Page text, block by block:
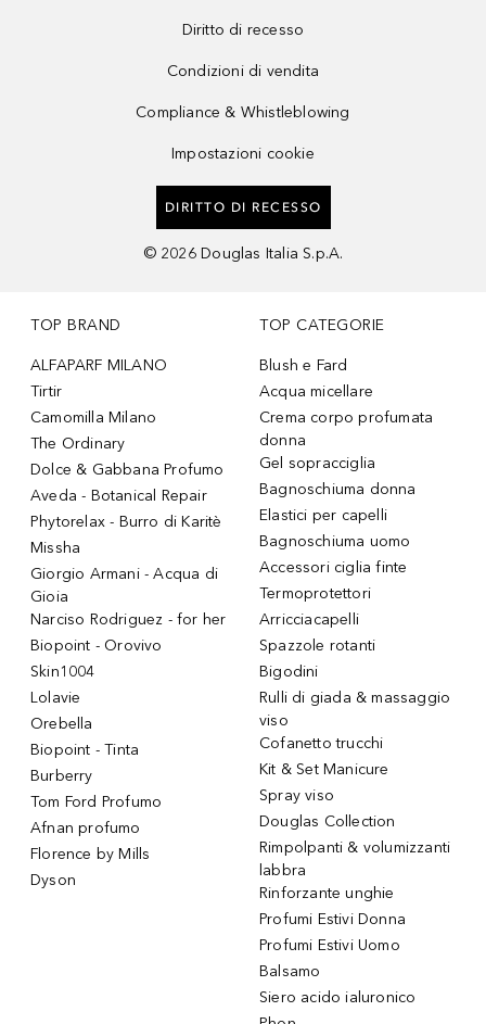
Diritto di recesso
Condizioni di vendita
Compliance & Whistleblowing
Impostazioni cookie
DIRITTO DI RECESSO
© 2026 Douglas Italia S.p.A.
TOP BRAND
ALFAPARF MILANO
Tirtir
Camomilla Milano
The Ordinary
Dolce & Gabbana Profumo
Aveda - Botanical Repair
Phytorelax - Burro di Karitè
Missha
Giorgio Armani - Acqua di
Gioia
Narciso Rodriguez - for her
Biopoint - Orovivo
Skin1004
Lolavie
Orebella
Biopoint - Tinta
Burberry
Tom Ford Profumo
Afnan profumo
Florence by Mills
Dyson
TOP CATEGORIE
Blush e Fard
Acqua micellare
Crema corpo profumata
donna
Gel sopracciglia
Bagnoschiuma donna
Elastici per capelli
Bagnoschiuma uomo
Accessori ciglia finte
Termoprotettori
Arricciacapelli
Spazzole rotanti
Bigodini
Rulli di giada & massaggio
viso
Cofanetto trucchi
Kit & Set Manicure
Spray viso
Douglas Collection
Rimpolpanti & volumizzanti
labbra
Rinforzante unghie
Profumi Estivi Donna
Profumi Estivi Uomo
Balsamo
Siero acido ialuronico